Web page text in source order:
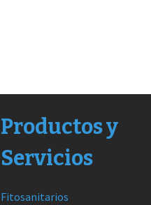
Productos y
Servicios
Fitosanitarios